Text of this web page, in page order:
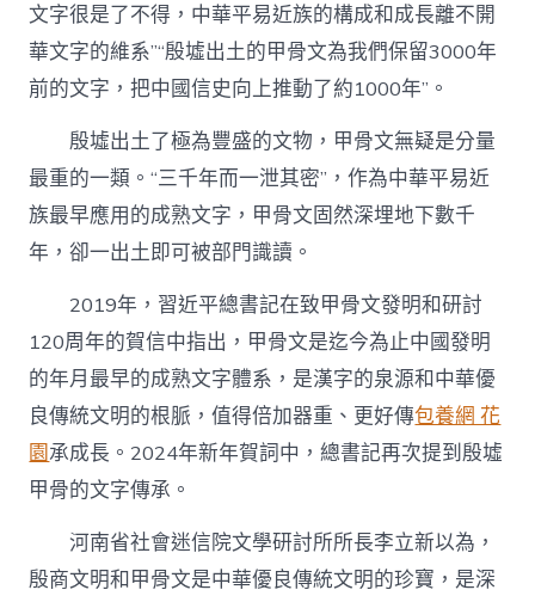
文字很是了不得，中華平易近族的構成和成長離不開
華文字的維系”“殷墟出土的甲骨文為我們保留3000年
前的文字，把中國信史向上推動了約1000年”。
殷墟出土了極為豐盛的文物，甲骨文無疑是分量
最重的一類。“三千年而一泄其密”，作為中華平易近
族最早應用的成熟文字，甲骨文固然深埋地下數千
年，卻一出土即可被部門識讀。
2019年，習近平總書記在致甲骨文發明和研討
120周年的賀信中指出，甲骨文是迄今為止中國發明
的年月最早的成熟文字體系，是漢字的泉源和中華優
良傳統文明的根脈，值得倍加器重、更好傳包養網 花
園承成長。2024年新年賀詞中，總書記再次提到殷墟
甲骨的文字傳承。
河南省社會迷信院文學研討所所長李立新以為，
殷商文明和甲骨文是中華優良傳統文明的珍寶，是深